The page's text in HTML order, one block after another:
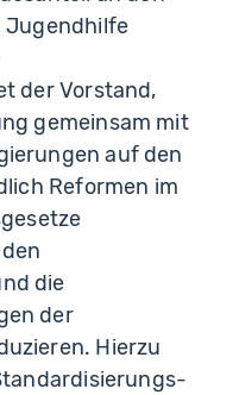
Jugendhilfe
der Vorstand,
gemeinsam mit
auf den
Reformen im
die
der
Hierzu